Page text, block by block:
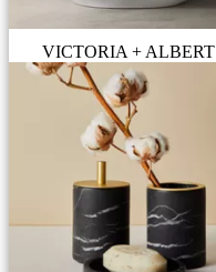
VICTORIA + ALBERT